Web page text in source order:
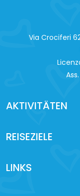
Via Crociferi
AKTIVITÄTEN
REISEZIELE
LINKS